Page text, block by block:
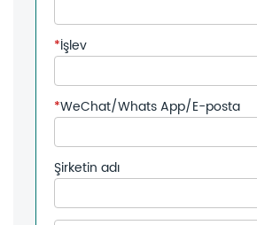
*İşlev
*WeChat/Whats App/E-posta
Şirketin adı